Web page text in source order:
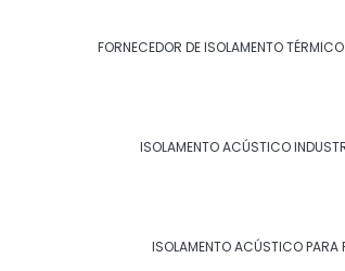
FORNECEDOR DE ISOLAMENTO
ISOLAMENTO ACÚSTICO
ISOLAMENTO ACÚSTICO PARA
te ajudar